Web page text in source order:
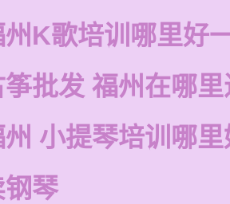
K歌培训哪里好
筝批发 福州在哪
小提琴培训哪
钢琴